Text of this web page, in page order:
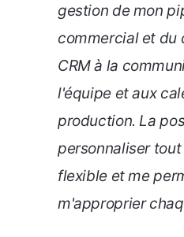
gestion de mon
commercial et du
CRM à la
l'équipe et aux
production. La
personnaliser
flexible et me
m'approprier